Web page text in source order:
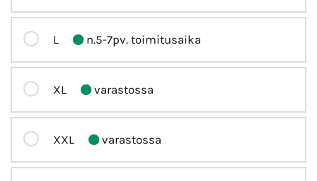
L n.5-7pv. toimitusaika
XL varastossa
XXL varastossa